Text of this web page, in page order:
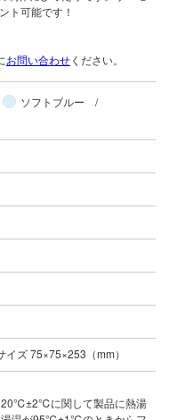
ト可能です！
お問い合わせください。
ソフトブルー
ズ 75×75×253（mm）
20℃±2℃に関して製品に熱湯